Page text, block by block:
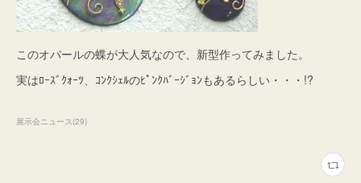
このオパールの蝶が大人気なので、新型作ってみました。
実はﾛｰｽﾞｸｫｰﾂ、ｺﾝｸｼｪﾙのﾋﾟﾝｸﾊﾞｰｼﾞｮﾝもあるらしい・・・!?
展示会ニュース(29)